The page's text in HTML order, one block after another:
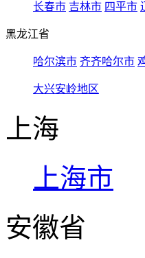
长春市 吉林市 四平市
黑龙江省
哈尔滨市 齐齐哈尔市
大兴安岭地区
上海
上海市
安徽省